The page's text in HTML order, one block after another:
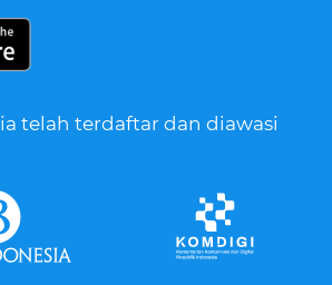
telah terdaftar dan diawasi